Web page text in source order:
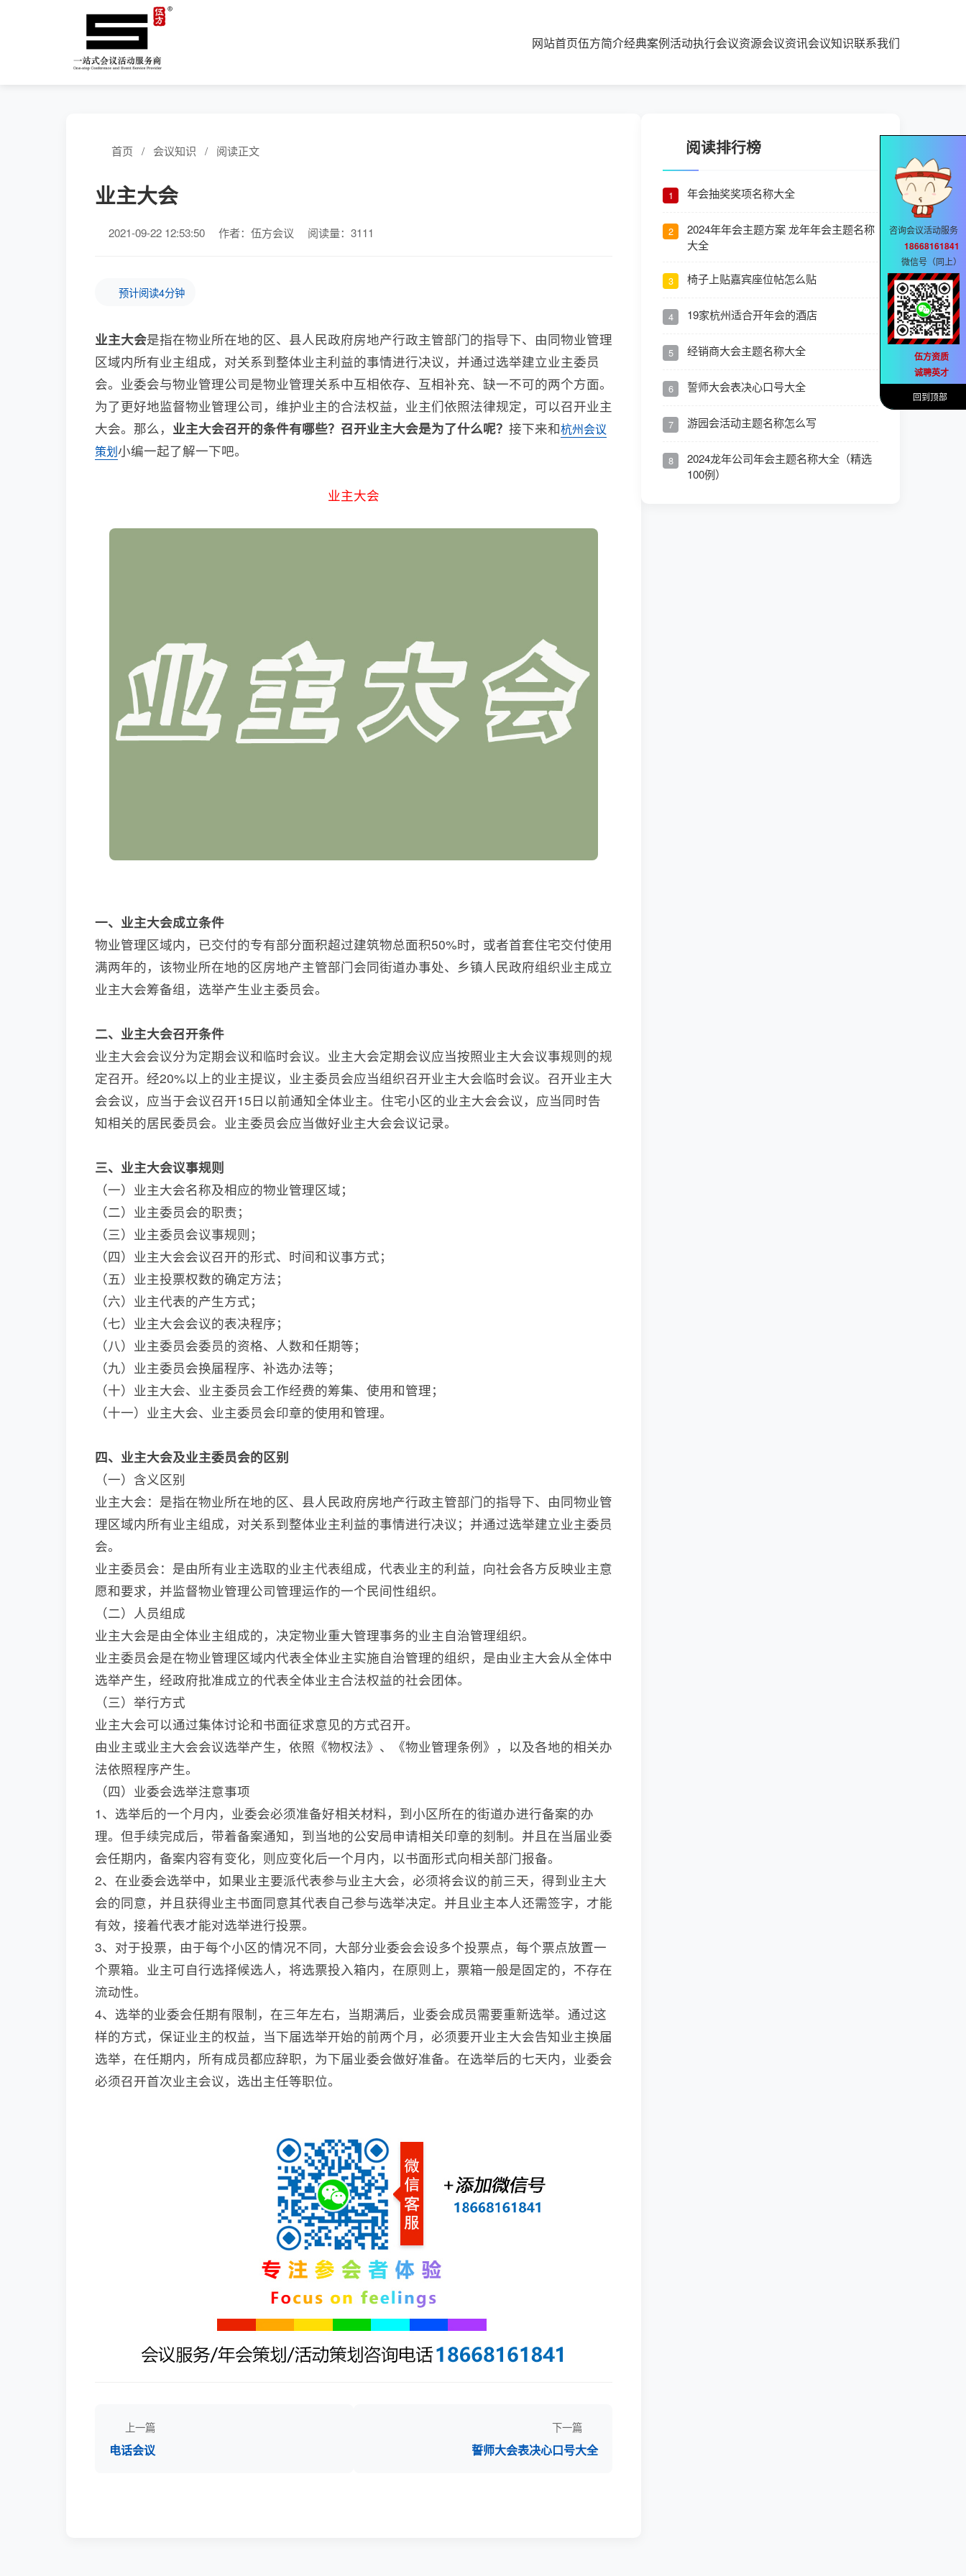
网站首页伍方简介经典案例活动执行会议资源会议资讯会议知识联系我们
首页 / 会议知识 / 阅读正文
业主大会
2021-09-22 12:53:50 作者：伍方会议 阅读量：3111
预计阅读4分钟
业主大会是指在物业所在地的区、县人民政府房地产行政主管部门的指导下、由同物业管理
区域内所有业主组成，对关系到整体业主利益的事情进行决议，并通过选举建立业主委员
会。业委会与物业管理公司是物业管理关系中互相依存、互相补充、缺一不可的两个方面。
为了更好地监督物业管理公司，维护业主的合法权益，业主们依照法律规定，可以召开业主
大会。那么， 业主大会召开的条件有哪些？召开业主大会是为了什么呢？ 接下来和杭州会议
策划小编一起了解一下吧。
业主大会
一、业主大会成立条件
物业管理区域内，已交付的专有部分面积超过建筑物总面积50%时，或者首套住宅交付使用
满两年的，该物业所在地的区房地产主管部门会同街道办事处、乡镇人民政府组织业主成立
业主大会筹备组，选举产生业主委员会。
二、业主大会召开条件
业主大会会议分为定期会议和临时会议。业主大会定期会议应当按照业主大会议事规则的规
定召开。经20%以上的业主提议，业主委员会应当组织召开业主大会临时会议。召开业主大
会会议，应当于会议召开15日以前通知全体业主。住宅小区的业主大会会议，应当同时告
知相关的居民委员会。业主委员会应当做好业主大会会议记录。
三、业主大会议事规则
（一）业主大会名称及相应的物业管理区域；
（二）业主委员会的职责；
（三）业主委员会议事规则；
（四）业主大会会议召开的形式、时间和议事方式；
（五）业主投票权数的确定方法；
（六）业主代表的产生方式；
（七）业主大会会议的表决程序；
（八）业主委员会委员的资格、人数和任期等；
（九）业主委员会换届程序、补选办法等；
（十）业主大会、业主委员会工作经费的筹集、使用和管理；
（十一）业主大会、业主委员会印章的使用和管理。
四、业主大会及业主委员会的区别
（一）含义区别
业主大会：是指在物业所在地的区、县人民政府房地产行政主管部门的指导下、由同物业管
理区域内所有业主组成，对关系到整体业主利益的事情进行决议；并通过选举建立业主委员
会。
业主委员会：是由所有业主选取的业主代表组成，代表业主的利益，向社会各方反映业主意
愿和要求，并监督物业管理公司管理运作的一个民间性组织。
（二）人员组成
业主大会是由全体业主组成的，决定物业重大管理事务的业主自治管理组织。
业主委员会是在物业管理区域内代表全体业主实施自治管理的组织，是由业主大会从全体中
选举产生，经政府批准成立的代表全体业主合法权益的社会团体。
（三）举行方式
业主大会可以通过集体讨论和书面征求意见的方式召开。
由业主或业主大会会议选举产生，依照《物权法》、《物业管理条例》，以及各地的相关办
法依照程序产生。
（四）业委会选举注意事项
1、选举后的一个月内，业委会必须准备好相关材料，到小区所在的街道办进行备案的办
理。但手续完成后，带着备案通知，到当地的公安局申请相关印章的刻制。并且在当届业委
会任期内，备案内容有变化，则应变化后一个月内，以书面形式向相关部门报备。
2、在业委会选举中，如果业主要派代表参与业主大会，必须将会议的前三天，得到业主大
会的同意，并且获得业主书面同意其代表自己参与选举决定。并且业主本人还需签字，才能
有效，接着代表才能对选举进行投票。
3、对于投票，由于每个小区的情况不同，大部分业委会会设多个投票点，每个票点放置一
个票箱。业主可自行选择候选人，将选票投入箱内，在原则上，票箱一般是固定的，不存在
流动性。
4、选举的业委会任期有限制，在三年左右，当期满后，业委会成员需要重新选举。通过这
样的方式，保证业主的权益，当下届选举开始的前两个月，必须要开业主大会告知业主换届
选举，在任期内，所有成员都应辞职，为下届业委会做好准备。在选举后的七天内，业委会
必须召开首次业主会议，选出主任等职位。
上一篇
电话会议
下一篇
誓师大会表决心口号大全
阅读排行榜
1 年会抽奖奖项名称大全
2
2024年年会主题方案 龙年年会主题名称
大全
3 椅子上贴嘉宾座位帖怎么贴
4 19家杭州适合开年会的酒店
5 经销商大会主题名称大全
6 誓师大会表决心口号大全
7 游园会活动主题名称怎么写
8
2024龙年公司年会主题名称大全（精选
100例）
咨询会议活动服务
18668161841
微信号（同上）
伍方资质
诚聘英才
回到顶部